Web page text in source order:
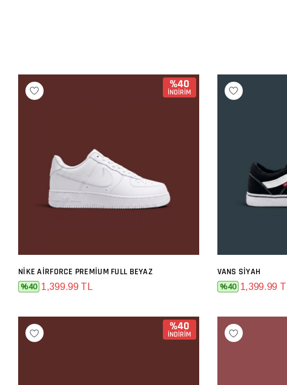
%40
İNDİRİM
SEPETE EKLE
NIKE AIRFORCE PREMIUM FULL BEYAZ
%40 1,399.99 TL
VANS SIYAH
%40 1,399.99 TL
%40
İNDİRİM